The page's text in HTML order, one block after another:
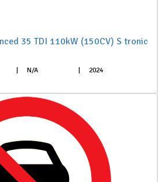
35 TDI 110kW (150CV) S tronic
N/A 2024